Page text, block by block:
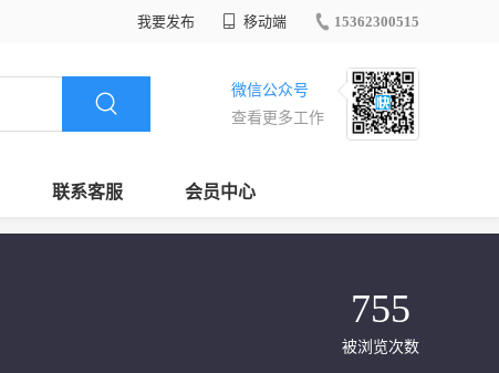
我要发布 移动端 15362300515
微信公众号
查看更多工作
联系客服 会员中心
755
被浏览次数